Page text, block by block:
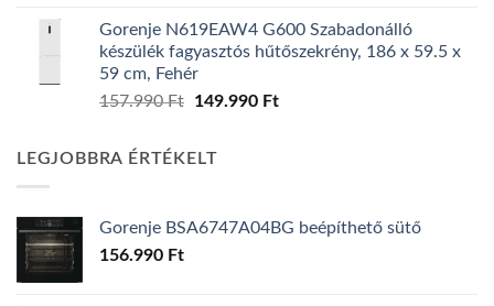
was:
139.990 Ft.
is:
119.990 Ft.
Gorenje N619EAW4 G600 Szabadonálló
készülék fagyasztós hűtőszekrény, 186 x 59.5 x
59 cm, Fehér
157.990Ft
Original
157.990 Ft.
149.990 FtCurrent
LEGJOBBRA ÉRTÉKELT
Gorenje BSA6747A04BG beépíthető sütő
156.990 Ft